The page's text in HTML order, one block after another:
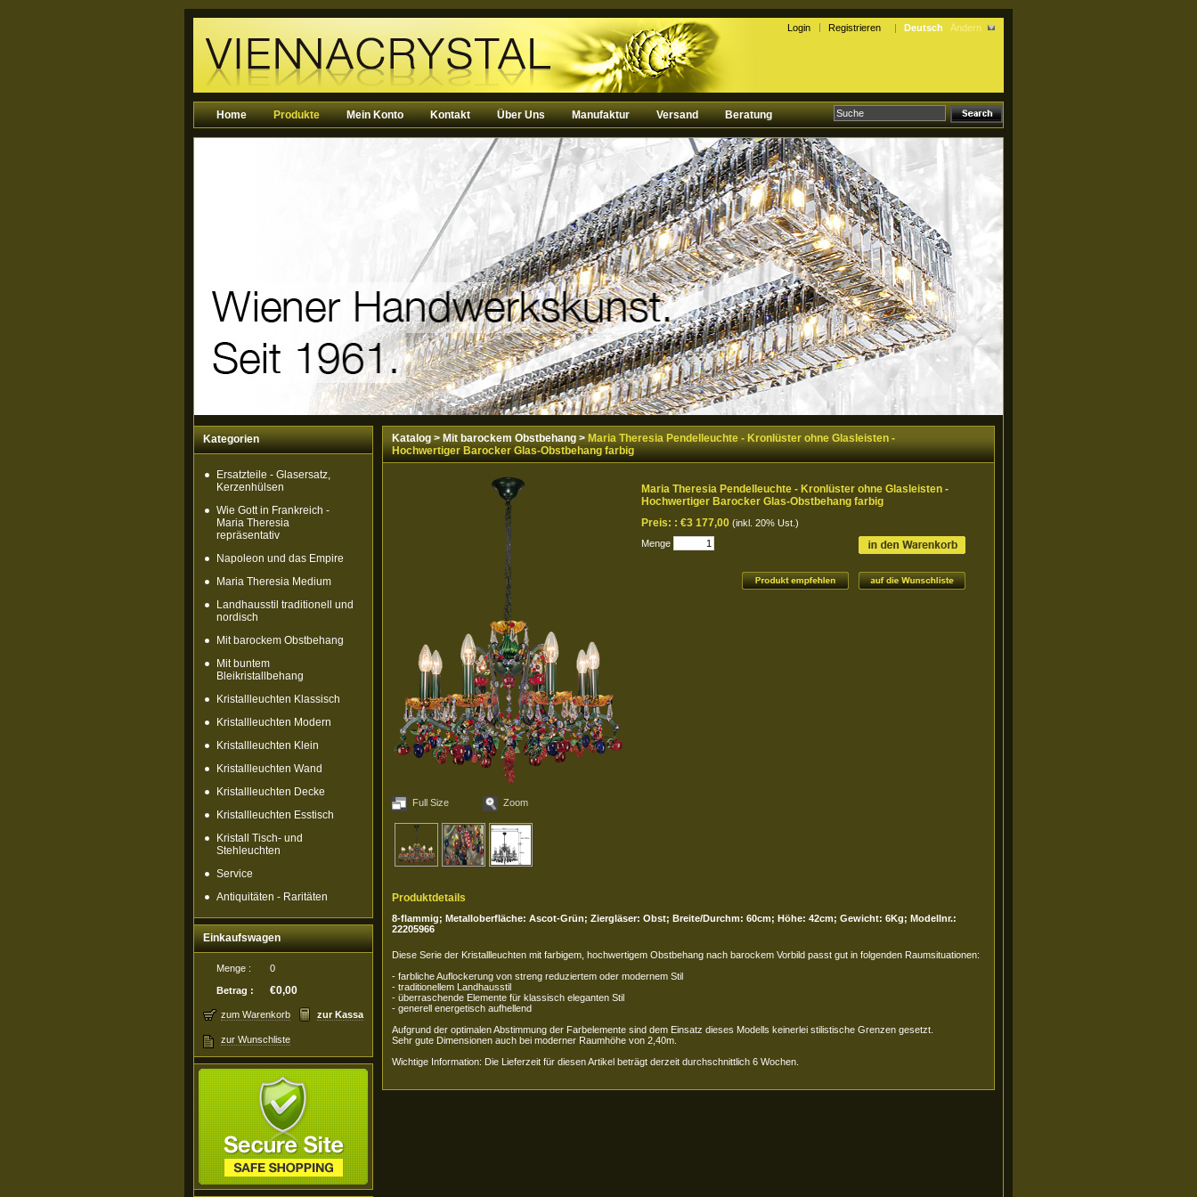
Deutsch Ändern
Login Registrieren
Home Produkte Mein Konto Kontakt Über Uns Manufaktur Versand Beratung
Kategorien
Ersatzteile - Glasersatz,
Kerzenhülsen
Wie Gott in Frankreich -
Maria Theresia
repräsentativ
Napoleon und das Empire
Maria Theresia Medium
Landhausstil traditionell und
nordisch
Mit barockem Obstbehang
Mit buntem
Bleikristallbehang
Kristallleuchten Klassisch
Kristallleuchten Modern
Kristallleuchten Klein
Kristallleuchten Wand
Kristallleuchten Decke
Kristallleuchten Esstisch
Kristall Tisch- und
Stehleuchten
Service
Antiquitäten - Raritäten
Einkaufswagen
Menge : 0
Betrag : €0,00
zum Warenkorb zur Kassa
zur Wunschliste
Katalog > Mit barockem Obstbehang > Maria Theresia Pendelleuchte - Kronlüster ohne Glasleisten -
Hochwertiger Barocker Glas-Obstbehang farbig
Full Size Zoom
Maria Theresia Pendelleuchte - Kronlüster ohne Glasleisten -
Hochwertiger Barocker Glas-Obstbehang farbig
Preis: : €3 177,00 (inkl. 20% Ust.)
Menge
Produktdetails
8-flammig; Metalloberfläche: Ascot-Grün; Ziergläser: Obst; Breite/Durchm: 60cm; Höhe: 42cm; Gewicht: 6Kg; Modellnr.:
22205966
Diese Serie der Kristallleuchten mit farbigem, hochwertigem Obstbehang nach barockem Vorbild passt gut in folgenden Raumsituationen:
- farbliche Auflockerung von streng reduziertem oder modernem Stil
- traditionellem Landhausstil
- überraschende Elemente für klassisch eleganten Stil
- generell energetisch aufhellend
Aufgrund der optimalen Abstimmung der Farbelemente sind dem Einsatz dieses Modells keinerlei stilistische Grenzen gesetzt.
Sehr gute Dimensionen auch bei moderner Raumhöhe von 2,40m.
Wichtige Information: Die Lieferzeit für diesen Artikel beträgt derzeit durchschnittlich 6 Wochen.